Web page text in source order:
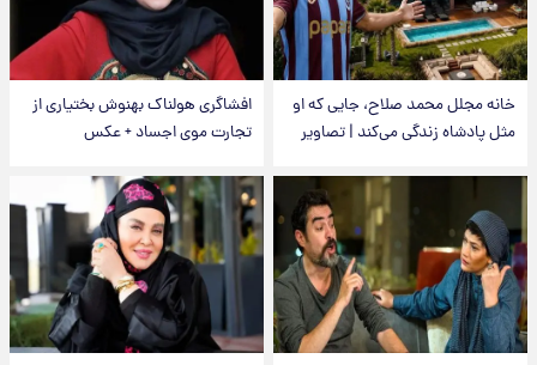
خانه مجلل محمد صلاح، جایی که او
مثل پادشاه زندگی می‌کند | تصاویر
افشاگری هولناک بهنوش بختیاری از
تجارت موی اجساد + عکس